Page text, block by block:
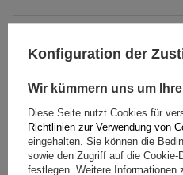
Das Produkt passt zu
Lieferung
Konfiguration der
Wir kümmern uns um
Diese Seite nutzt Cookies für
Richtlinien zur Verwendung von
eingehalten. Sie können die
sowie den Zugriff auf die Cookie-
festlegen. Weitere Informationen